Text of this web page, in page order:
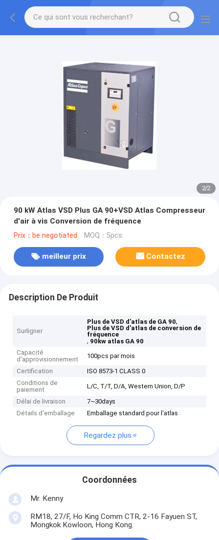
2/2
90 kW Atlas VSD Plus GA 90+VSD Atlas Compresseur
d'air à vis Conversion de fréquence
Prix：be negotiated MOQ：5pcs
meilleur prix Contactez
Description De Produit
Surligner
Plus de VSD d'atlas de GA 90,
Plus de VSD d'atlas de conversion de
fréquence
, 90kw atlas GA 90
Capacité
d'approvisionnement
100pcs par mois
Certification
ISO 8573-1 CLASS 0
Conditions de
paiement
L/C, T/T, D/A, Western Union, D/P
Délai de livraison
7~30days
Détails d'emballage
Emballage standard pour l'atlas
Regardez plus
Coordonnées
Mr. Kenny
RM18, 27/F, Ho King Comm CTR, 2-16 Fayuen ST,
Mongkok Kowloon, Hong Kong.